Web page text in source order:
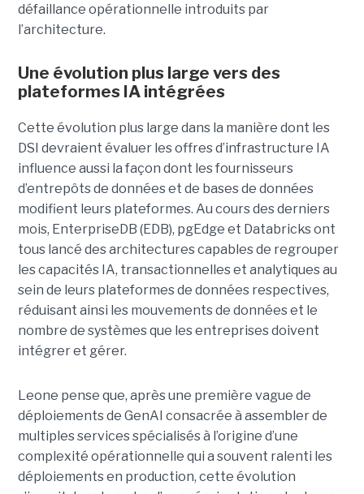
défaillance opérationnelle introduits par
l’architecture.
Une évolution plus large vers des
plateformes IA intégrées
Cette évolution plus large dans la manière dont les
DSI devraient évaluer les offres d’infrastructure IA
influence aussi la façon dont les fournisseurs
d’entrepôts de données et de bases de données
modifient leurs plateformes. Au cours des derniers
mois, EnterpriseDB (EDB), pgEdge et Databricks ont
tous lancé des architectures capables de regrouper
les capacités IA, transactionnelles et analytiques au
sein de leurs plateformes de données respectives,
réduisant ainsi les mouvements de données et le
nombre de systèmes que les entreprises doivent
intégrer et gérer.
Leone pense que, après une première vague de
déploiements de GenAI consacrée à assembler de
multiples services spécialisés à l’origine d’une
complexité opérationnelle qui a souvent ralenti les
déploiements en production, cette évolution